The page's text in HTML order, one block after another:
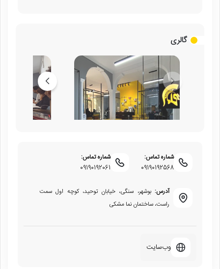
گالری
شماره تماس:
09190192568
شماره تماس:
09190192061
آدرس: بوشهر، سنگی، خیابان توحید، کوچه اول سمت
راست، ساختمان نما مشکی
وب‌سایت